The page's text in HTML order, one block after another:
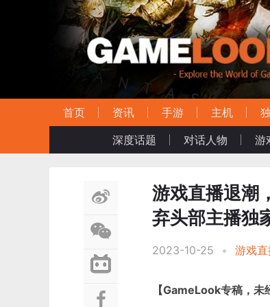
首页 资讯 手游 主机
深度话题
对话人物 游
游戏直播退潮
弃头部主播独
2023-10-25 • 游戏
【GameLook专稿，未